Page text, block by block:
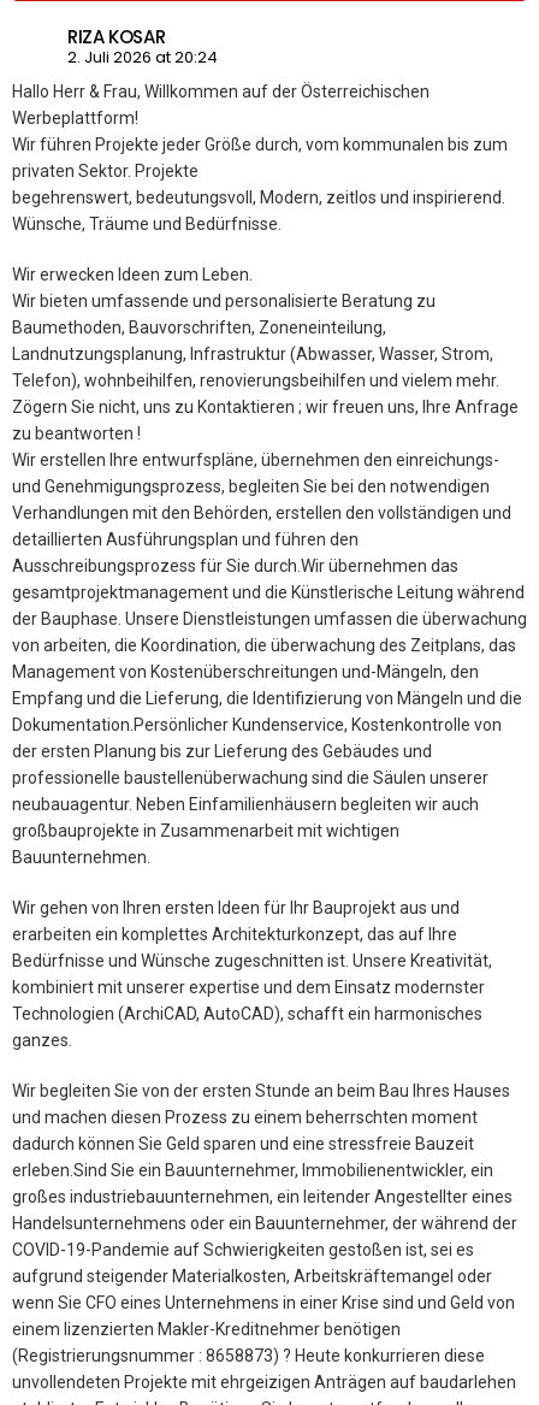
RIZA KOSAR
2. Juli 2026 at 20:24
Hallo Herr & Frau, Willkommen auf der Österreichischen
Werbeplattform!
Wir führen Projekte jeder Größe durch, vom kommunalen bis zum
privaten Sektor. Projekte
begehrenswert, bedeutungsvoll, Modern, zeitlos und inspirierend.
Wünsche, Träume und Bedürfnisse.
Wir erwecken Ideen zum Leben.
Wir bieten umfassende und personalisierte Beratung zu
Baumethoden, Bauvorschriften, Zoneneinteilung,
Landnutzungsplanung, Infrastruktur (Abwasser, Wasser, Strom,
Telefon), wohnbeihilfen, renovierungsbeihilfen und vielem mehr.
Zögern Sie nicht, uns zu Kontaktieren ; wir freuen uns, Ihre Anfrage
zu beantworten !
Wir erstellen Ihre entwurfspläne, übernehmen den einreichungs-
und Genehmigungsprozess, begleiten Sie bei den notwendigen
Verhandlungen mit den Behörden, erstellen den vollständigen und
detaillierten Ausführungsplan und führen den
Ausschreibungsprozess für Sie durch.Wir übernehmen das
gesamtprojektmanagement und die Künstlerische Leitung während
der Bauphase. Unsere Dienstleistungen umfassen die überwachung
von arbeiten, die Koordination, die überwachung des Zeitplans, das
Management von Kostenüberschreitungen und-Mängeln, den
Empfang und die Lieferung, die Identifizierung von Mängeln und die
Dokumentation.Persönlicher Kundenservice, Kostenkontrolle von
der ersten Planung bis zur Lieferung des Gebäudes und
professionelle baustellenüberwachung sind die Säulen unserer
neubauagentur. Neben Einfamilienhäusern begleiten wir auch
großbauprojekte in Zusammenarbeit mit wichtigen
Bauunternehmen.
Wir gehen von Ihren ersten Ideen für Ihr Bauprojekt aus und
erarbeiten ein komplettes Architekturkonzept, das auf Ihre
Bedürfnisse und Wünsche zugeschnitten ist. Unsere Kreativität,
kombiniert mit unserer expertise und dem Einsatz modernster
Technologien (ArchiCAD, AutoCAD), schafft ein harmonisches
ganzes.
Wir begleiten Sie von der ersten Stunde an beim Bau Ihres Hauses
und machen diesen Prozess zu einem beherrschten moment
dadurch können Sie Geld sparen und eine stressfreie Bauzeit
erleben.Sind Sie ein Bauunternehmer, Immobilienentwickler, ein
großes industriebauunternehmen, ein leitender Angestellter eines
Handelsunternehmens oder ein Bauunternehmer, der während der
COVID-19-Pandemie auf Schwierigkeiten gestoßen ist, sei es
aufgrund steigender Materialkosten, Arbeitskräftemangel oder
wenn Sie CFO eines Unternehmens in einer Krise sind und Geld von
einem lizenzierten Makler-Kreditnehmer benötigen
(Registrierungsnummer : 8658873) ? Heute konkurrieren diese
unvollendeten Projekte mit ehrgeizigen Anträgen auf baudarlehen